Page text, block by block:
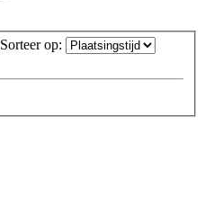
Sorteer op: